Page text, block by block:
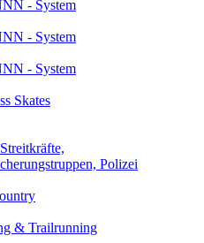
- System
- System
- System
Skates
Polizei
& Trailrunning